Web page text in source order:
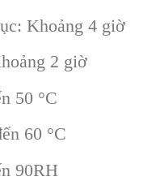
ục: Khoảng 4 giờ
2 giờ
50 °C
60 °C
90RH